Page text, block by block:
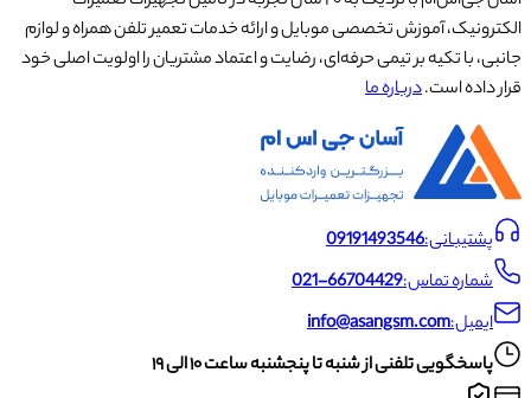
الکترونیک، آموزش تخصصی موبایل و ارائه خدمات تعمیر تلفن همراه و لوازم
جانبی، با تکیه بر تیمی حرفه‌ای، رضایت و اعتماد مشتریان را اولویت اصلی خود
قرار داده است.درباره ما
پشتیبانی:09191493546
شماره تماس:021-66704429
ایمیل:info@asangsm.com
پاسخگویی تلفنی از شنبه تا پنجشنبه ساعت ۱۰ الی ۱۹